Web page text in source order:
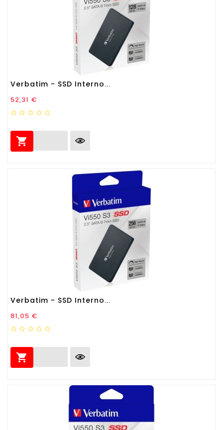
Verbatim - SSD Interno...
Prezzo
52,31 €

Verbatim - SSD Interno...
Prezzo
81,05 €
